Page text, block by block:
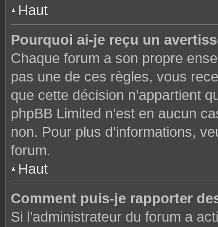
Haut
Pourquoi ai-je reçu un
Chaque forum a son propre
pas une de ces règles, vous
que cette décision n’appartient
phpBB Limited n’est en aucun
non. Pour plus d’informations,
forum.
Haut
Comment puis-je rapporter
Si l’administrateur du forum a